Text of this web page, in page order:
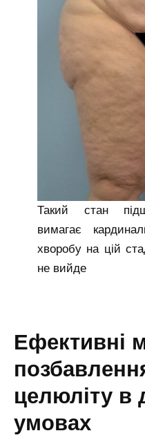
Такий стан
вимагає
хворобу на цій
не вийде
ефективні методи
целюліту в
умовах